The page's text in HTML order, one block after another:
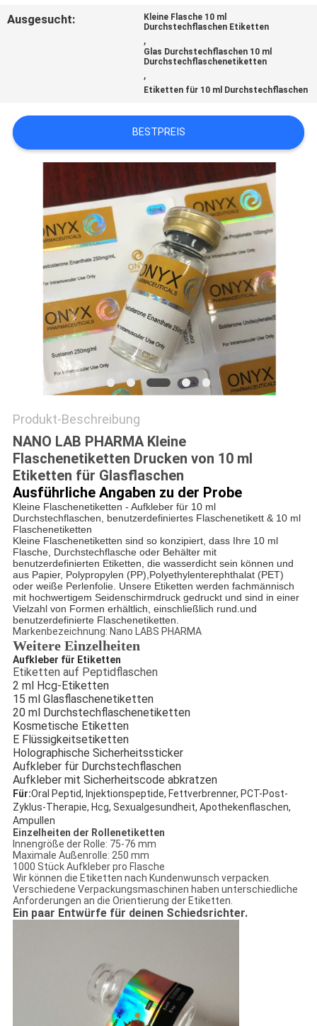
NACHRICHTEN
SITEMAP
PRIVACY
Ausgesucht:
Kleine Flasche 10 ml
Durchstechflaschen Etiketten
,
Glas Durchstechflaschen 10 ml
Durchstechflaschenetiketten
,
Etiketten für 10 ml Durchstechflaschen
BESTPREIS
Produkt-Beschreibung
NANO LAB PHARMA Kleine
Flaschenetiketten Drucken von 10 ml
Etiketten für Glasflaschen
Ausführliche Angaben zu der Probe
Kleine Flaschenetiketten - Aufkleber für 10 ml
Durchstechflaschen, benutzerdefiniertes Flaschenetikett & 10 ml
Flaschenetiketten
Kleine Flaschenetiketten sind so konzipiert, dass Ihre 10 ml
Flasche, Durchstechflasche oder Behälter mit
benutzerdefinierten Etiketten, die wasserdicht sein können und
aus Papier, Polypropylen (PP),Polyethylenterephthalat (PET)
oder weiße Perlenfolie. Unsere Etiketten werden fachmännisch
mit hochwertigem Seidenschirmdruck gedruckt und sind in einer
Vielzahl von Formen erhältlich, einschließlich rund.und
benutzerdefinierte Flaschenetiketten.
Markenbezeichnung: Nano LABS PHARMA
Weitere Einzelheiten
Aufkleber für Etiketten
Etiketten auf Peptidflaschen
2 ml Hcg-Etiketten
15 ml Glasflaschenetiketten
20 ml Durchstechflaschenetiketten
Kosmetische Etiketten
E Flüssigkeitsetiketten
Holographische Sicherheitssticker
Aufkleber für Durchstechflaschen
Aufkleber mit Sicherheitscode abkratzen
Für:Oral Peptid, Injektionspeptide, Fettverbrenner, PCT-Post-
Zyklus-Therapie, Hcg, Sexualgesundheit, Apothekenflaschen,
Ampullen
Einzelheiten der Rollenetiketten
Innengröße der Rolle: 75-76 mm
Maximale Außenrolle: 250 mm
1000 Stück Aufkleber pro Flasche
Wir können die Etiketten nach Kundenwunsch verpacken.
Verschiedene Verpackungsmaschinen haben unterschiedliche
Anforderungen an die Orientierung der Etiketten.
Ein paar Entwürfe für deinen Schiedsrichter.